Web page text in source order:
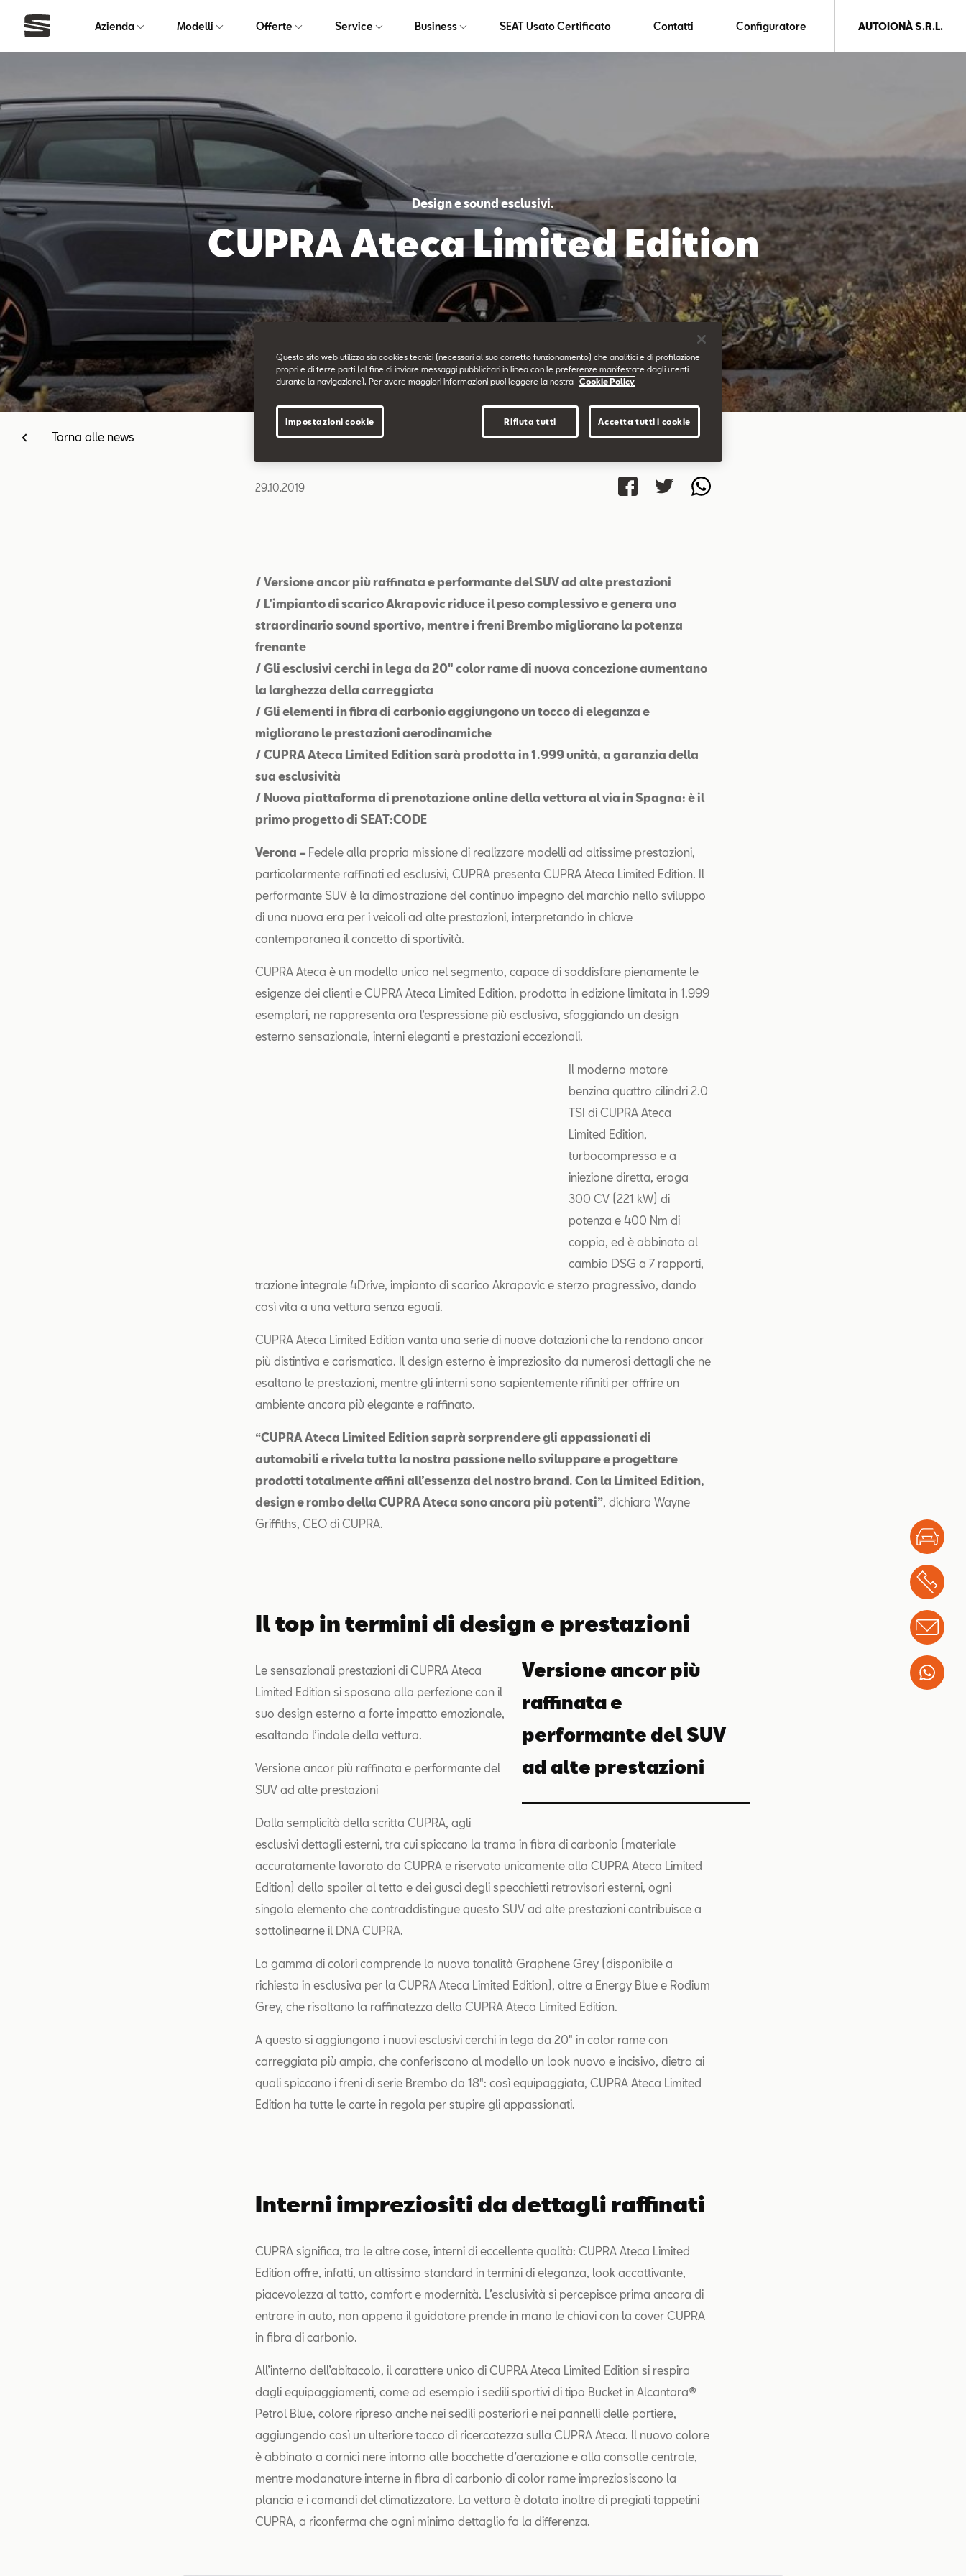
Azienda Modelli Offerte Service Business SEAT Usato Certificato Contatti Configuratore AUTOIONÀ S.R.L.
Design e sound esclusivi.
CUPRA Ateca Limited Edition
Torna alle news
29.10.2019
/ Versione ancor più raffinata e performante del SUV ad alte prestazioni
/ L’impianto di scarico Akrapovic riduce il peso complessivo e genera uno
straordinario sound sportivo, mentre i freni Brembo migliorano la potenza
frenante
/ Gli esclusivi cerchi in lega da 20" color rame di nuova concezione aumentano
la larghezza della carreggiata
/ Gli elementi in fibra di carbonio aggiungono un tocco di eleganza e
migliorano le prestazioni aerodinamiche
/ CUPRA Ateca Limited Edition sarà prodotta in 1.999 unità, a garanzia della
sua esclusività
/ Nuova piattaforma di prenotazione online della vettura al via in Spagna: è il
primo progetto di SEAT:CODE
Verona – Fedele alla propria missione di realizzare modelli ad altissime prestazioni,
particolarmente raffinati ed esclusivi, CUPRA presenta CUPRA Ateca Limited Edition. Il
performante SUV è la dimostrazione del continuo impegno del marchio nello sviluppo
di una nuova era per i veicoli ad alte prestazioni, interpretando in chiave
contemporanea il concetto di sportività.
CUPRA Ateca è un modello unico nel segmento, capace di soddisfare pienamente le
esigenze dei clienti e CUPRA Ateca Limited Edition, prodotta in edizione limitata in 1.999
esemplari, ne rappresenta ora l’espressione più esclusiva, sfoggiando un design
esterno sensazionale, interni eleganti e prestazioni eccezionali.
Il moderno motore
benzina quattro cilindri 2.0
TSI di CUPRA Ateca
Limited Edition,
turbocompresso e a
iniezione diretta, eroga
300 CV (221 kW) di
potenza e 400 Nm di
coppia, ed è abbinato al
cambio DSG a 7 rapporti,
trazione integrale 4Drive, impianto di scarico Akrapovic e sterzo progressivo, dando
così vita a una vettura senza eguali.
CUPRA Ateca Limited Edition vanta una serie di nuove dotazioni che la rendono ancor
più distintiva e carismatica. Il design esterno è impreziosito da numerosi dettagli che ne
esaltano le prestazioni, mentre gli interni sono sapientemente rifiniti per offrire un
ambiente ancora più elegante e raffinato.
“CUPRA Ateca Limited Edition saprà sorprendere gli appassionati di
automobili e rivela tutta la nostra passione nello sviluppare e progettare
prodotti totalmente affini all’essenza del nostro brand. Con la Limited Edition,
design e rombo della CUPRA Ateca sono ancora più potenti”, dichiara Wayne
Griffiths, CEO di CUPRA.
Il top in termini di design e prestazioni
Versione ancor più
raffinata e
performante del SUV
ad alte prestazioni
Le sensazionali prestazioni di CUPRA Ateca
Limited Edition si sposano alla perfezione con il
suo design esterno a forte impatto emozionale,
esaltando l’indole della vettura.
Versione ancor più raffinata e performante del
SUV ad alte prestazioni
Dalla semplicità della scritta CUPRA, agli
esclusivi dettagli esterni, tra cui spiccano la trama in fibra di carbonio (materiale
accuratamente lavorato da CUPRA e riservato unicamente alla CUPRA Ateca Limited
Edition) dello spoiler al tetto e dei gusci degli specchietti retrovisori esterni, ogni
singolo elemento che contraddistingue questo SUV ad alte prestazioni contribuisce a
sottolinearne il DNA CUPRA.
La gamma di colori comprende la nuova tonalità Graphene Grey (disponibile a
richiesta in esclusiva per la CUPRA Ateca Limited Edition), oltre a Energy Blue e Rodium
Grey, che risaltano la raffinatezza della CUPRA Ateca Limited Edition.
A questo si aggiungono i nuovi esclusivi cerchi in lega da 20" in color rame con
carreggiata più ampia, che conferiscono al modello un look nuovo e incisivo, dietro ai
quali spiccano i freni di serie Brembo da 18": così equipaggiata, CUPRA Ateca Limited
Edition ha tutte le carte in regola per stupire gli appassionati.
Interni impreziositi da dettagli raffinati
CUPRA significa, tra le altre cose, interni di eccellente qualità: CUPRA Ateca Limited
Edition offre, infatti, un altissimo standard in termini di eleganza, look accattivante,
piacevolezza al tatto, comfort e modernità. L’esclusività si percepisce prima ancora di
entrare in auto, non appena il guidatore prende in mano le chiavi con la cover CUPRA
in fibra di carbonio.
All’interno dell’abitacolo, il carattere unico di CUPRA Ateca Limited Edition si respira
dagli equipaggiamenti, come ad esempio i sedili sportivi di tipo Bucket in Alcantara®
Petrol Blue, colore ripreso anche nei sedili posteriori e nei pannelli delle portiere,
aggiungendo così un ulteriore tocco di ricercatezza sulla CUPRA Ateca. ll nuovo colore
è abbinato a cornici nere intorno alle bocchette d’aerazione e alla consolle centrale,
mentre modanature interne in fibra di carbonio di color rame impreziosiscono la
plancia e i comandi del climatizzatore. La vettura è dotata inoltre di pregiati tappetini
CUPRA, a riconferma che ogni minimo dettaglio fa la differenza.
Questo sito web utilizza sia cookies tecnici (necessari al suo corretto funzionamento) che analitici e di profilazione
propri e di terze parti (al fine di inviare messaggi pubblicitari in linea con le preferenze manifestate dagli utenti
durante la navigazione). Per avere maggiori informazioni puoi leggere la nostra
Cookie Policy
Rifiuta tutti Accetta tutti i cookie
Impostazioni cookie